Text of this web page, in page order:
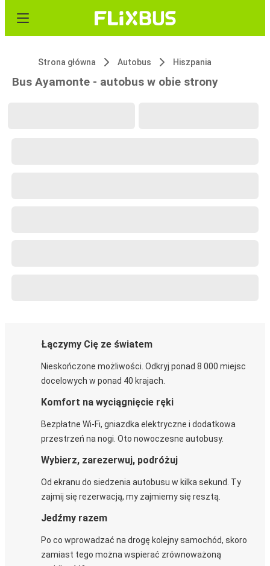
Strona główna Autobus Hiszpania
Bus Ayamonte - autobus w obie strony
Łączymy Cię ze światem
Nieskończone możliwości. Odkryj ponad 8 000 miejsc
docelowych w ponad 40 krajach.
Komfort na wyciągnięcie ręki
Bezpłatne Wi-Fi, gniazdka elektryczne i dodatkowa
przestrzeń na nogi. Oto nowoczesne autobusy.
Wybierz, zarezerwuj, podróżuj
Od ekranu do siedzenia autobusu w kilka sekund. Ty
zajmij się rezerwacją, my zajmiemy się resztą.
Jedźmy razem
Po co wprowadzać na drogę kolejny samochód, skoro
zamiast tego można wspierać zrównoważoną